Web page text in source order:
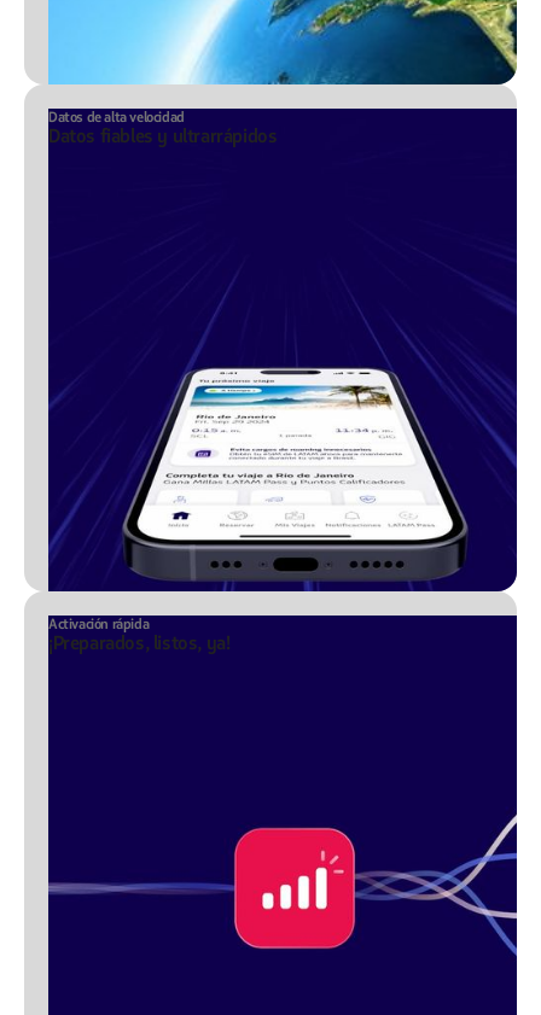
Datos de alta velocidad
Datos fiables y ultrarrápidos
Activación rápida
¡Preparados, listos, ya!